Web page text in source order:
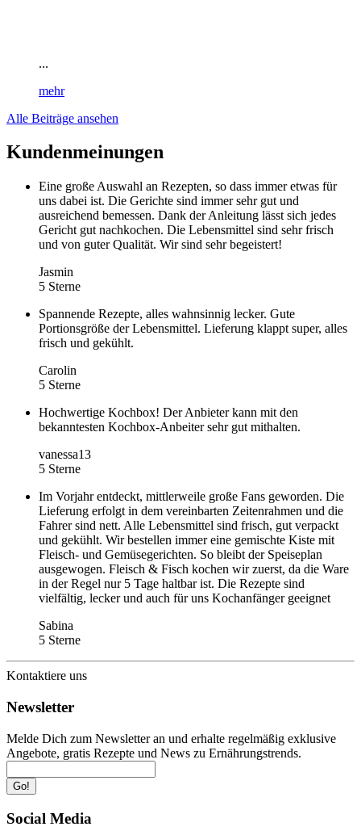
...
mehr
Alle Beiträge ansehen
Kundenmeinungen
Eine große Auswahl an Rezepten, so dass immer etwas für
uns dabei ist. Die Gerichte sind immer sehr gut und
ausreichend bemessen. Dank der Anleitung lässt sich jedes
Gericht gut nachkochen. Die Lebensmittel sind sehr frisch
und von guter Qualität. Wir sind sehr begeistert!
Jasmin
5 Sterne
Spannende Rezepte, alles wahnsinnig lecker. Gute
Portionsgröße der Lebensmittel. Lieferung klappt super, alles
frisch und gekühlt.
Carolin
5 Sterne
Hochwertige Kochbox! Der Anbieter kann mit den
bekanntesten Kochbox-Anbeiter sehr gut mithalten.
vanessa13
5 Sterne
Im Vorjahr entdeckt, mittlerweile große Fans geworden. Die
Lieferung erfolgt in dem vereinbarten Zeitenrahmen und die
Fahrer sind nett. Alle Lebensmittel sind frisch, gut verpackt
und gekühlt. Wir bestellen immer eine gemischte Kiste mit
Fleisch- und Gemüsegerichten. So bleibt der Speiseplan
ausgewogen. Fleisch & Fisch kochen wir zuerst, da die Ware
in der Regel nur 5 Tage haltbar ist. Die Rezepte sind
vielfältig, lecker und auch für uns Kochanfänger geeignet
Sabina
5 Sterne
Kontaktiere uns
Newsletter
Melde Dich zum Newsletter an und erhalte regelmäßig exklusive
Angebote, gratis Rezepte und News zu Ernährungstrends.
Go!
Social Media